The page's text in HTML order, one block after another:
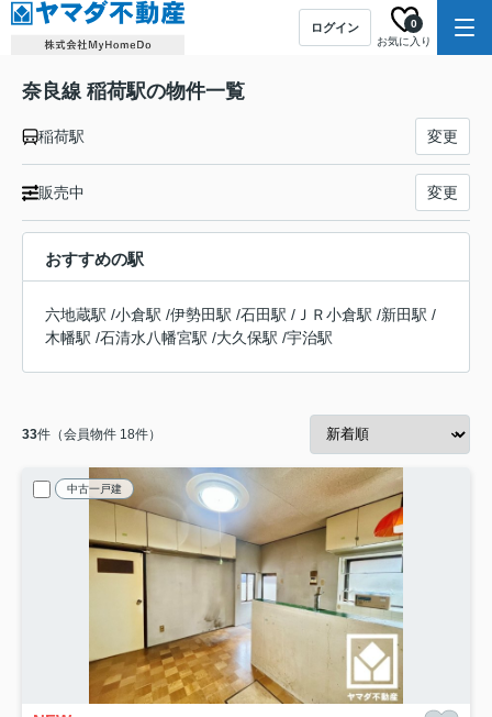
ログイン
お気に入り
0
奈良線 稲荷駅の物件一覧
稲荷駅 変更
販売中 変更
おすすめの駅
六地蔵駅 /小倉駅 /伊勢田駅 /石田駅 / ＪＲ小倉駅 /新田駅 /
木幡駅 /石清水八幡宮駅 /大久保駅 /宇治駅
33件（会員物件 18件）
中古一戸建